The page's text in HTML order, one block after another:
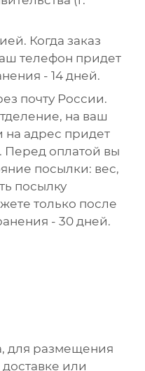
Когда заказ
телефон придет
- 14 дней.
почту России.
на ваш
адрес придет
Перед оплатой вы
посылки: вес,
посылку
только после
- 30 дней.
для размещения
или